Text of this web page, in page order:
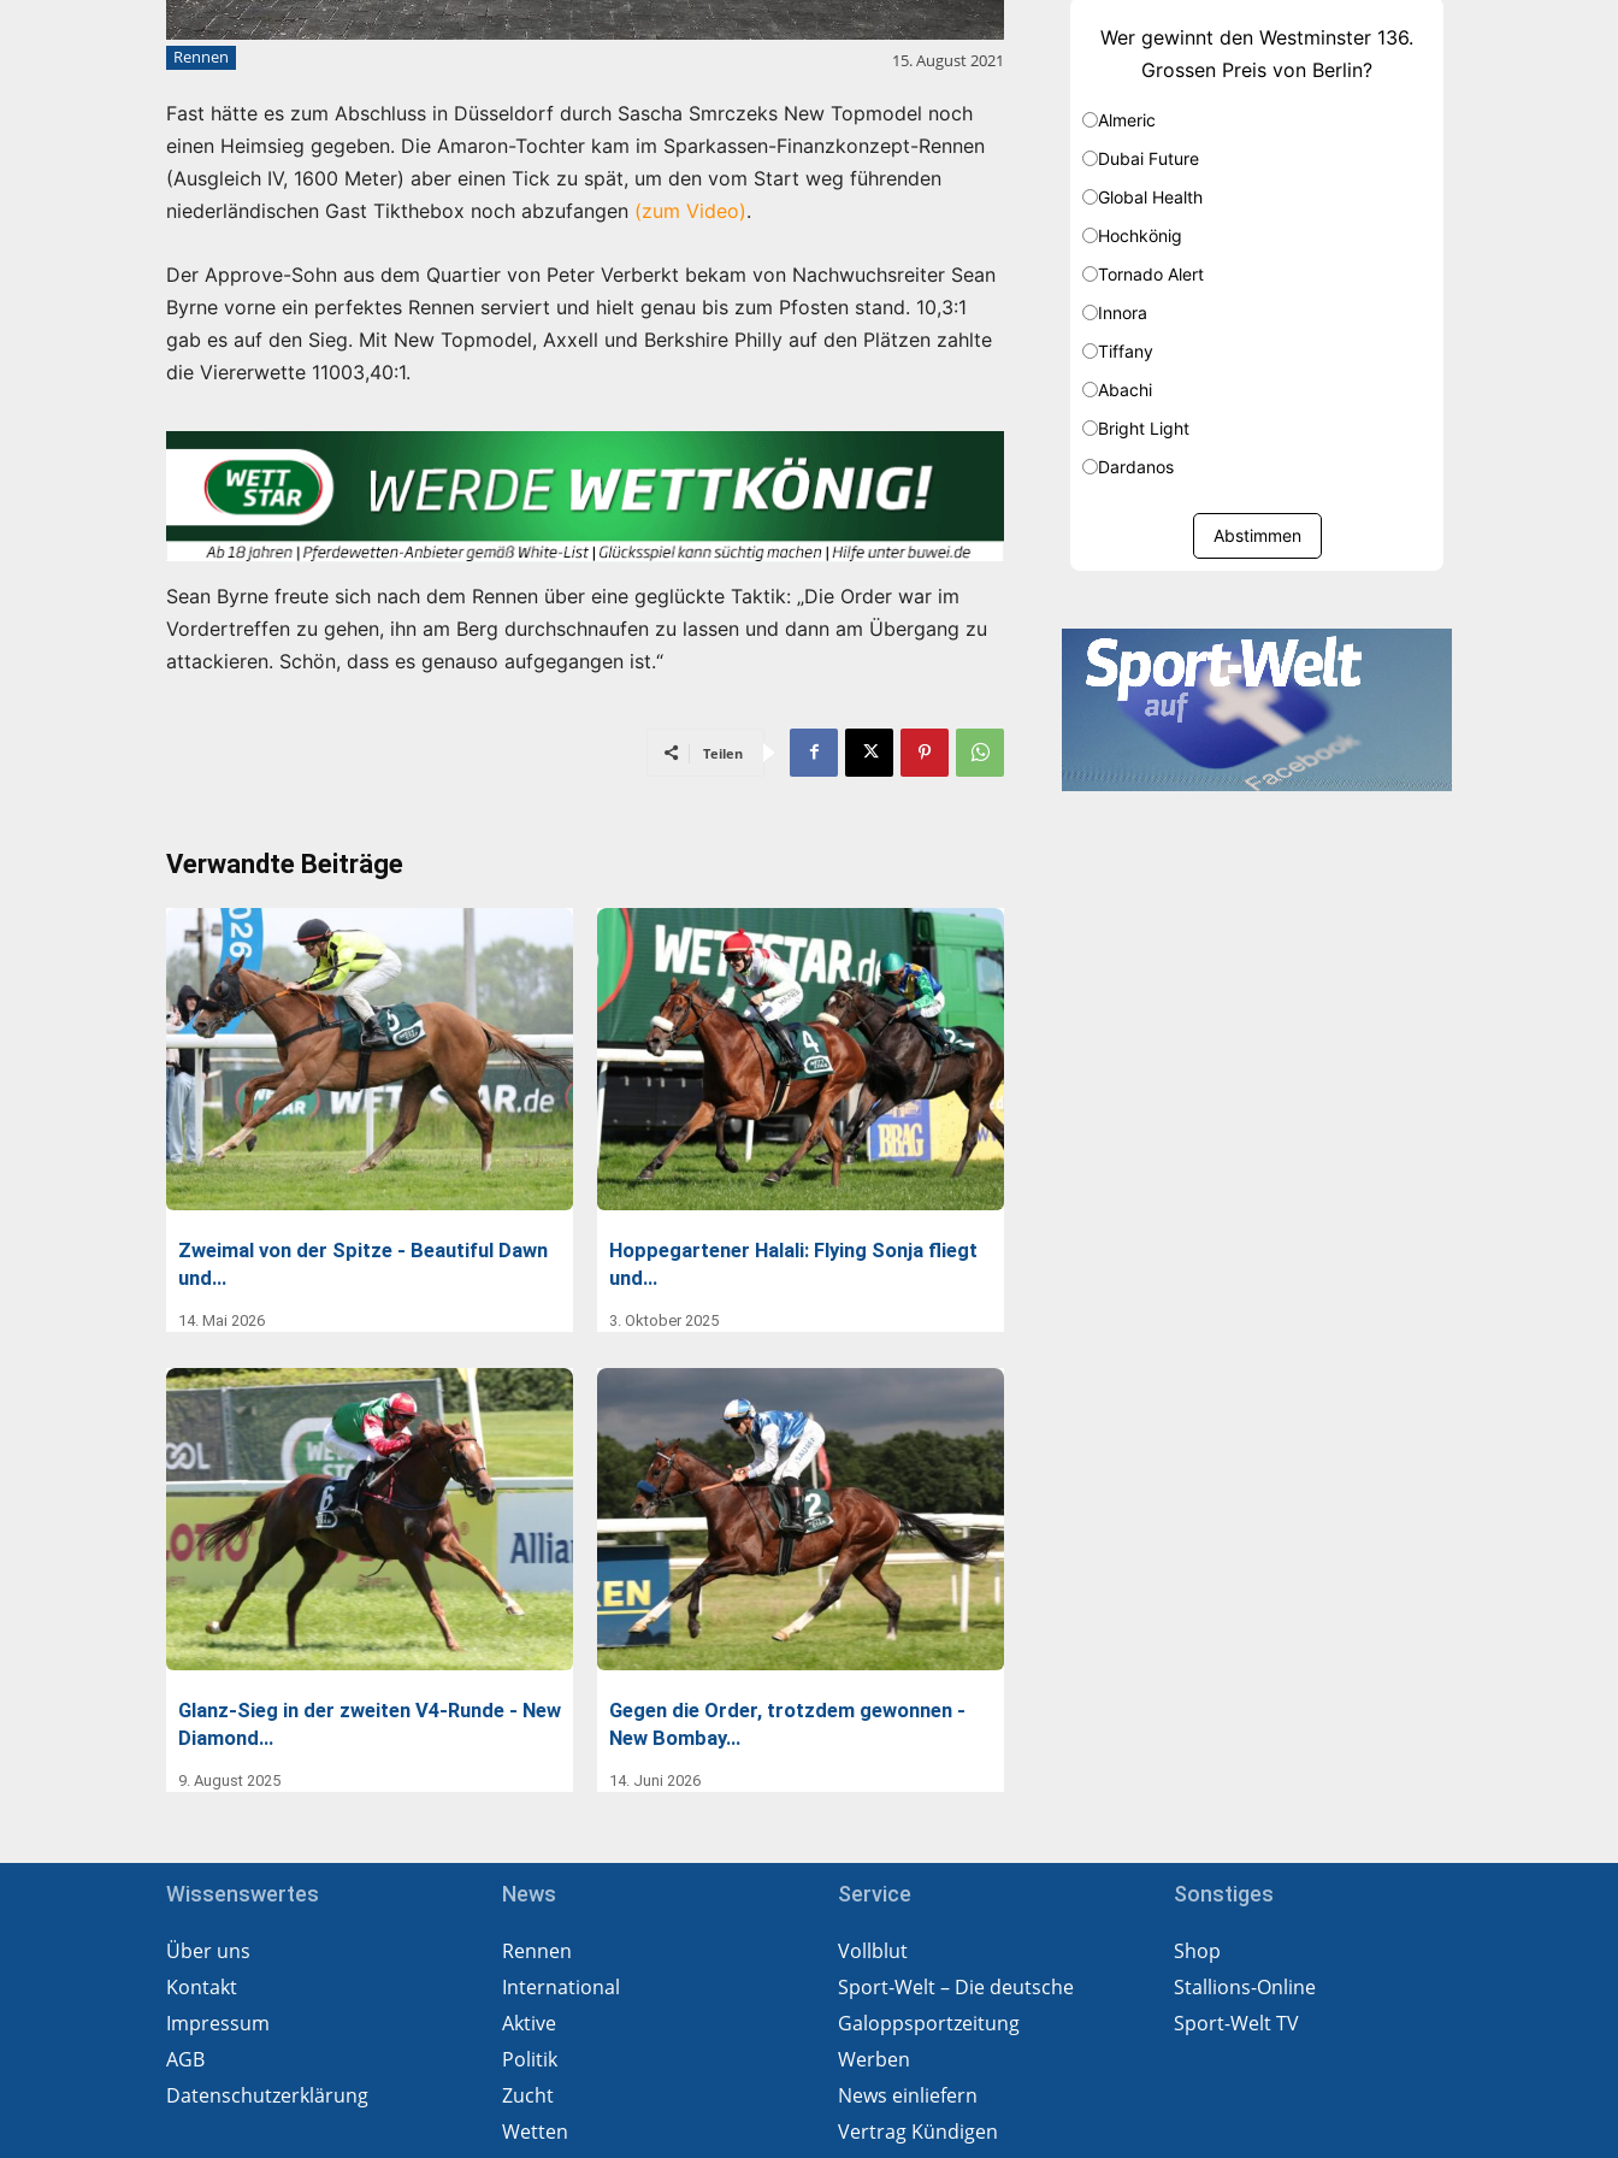
Rennen 15. August 2021
Fast hätte es zum Abschluss in Düsseldorf durch Sascha Smrczeks New Topmodel noch
einen Heimsieg gegeben. Die Amaron-Tochter kam im Sparkassen-Finanzkonzept-Rennen
(Ausgleich IV, 1600 Meter) aber einen Tick zu spät, um den vom Start weg führenden
niederländischen Gast Tikthebox noch abzufangen (zum Video).
Der Approve-Sohn aus dem Quartier von Peter Verberkt bekam von Nachwuchsreiter Sean
Byrne vorne ein perfektes Rennen serviert und hielt genau bis zum Pfosten stand. 10,3:1
gab es auf den Sieg. Mit New Topmodel, Axxell und Berkshire Philly auf den Plätzen zahlte
die Viererwette 11003,40:1.
Sean Byrne freute sich nach dem Rennen über eine geglückte Taktik: „Die Order war im
Vordertreffen zu gehen, ihn am Berg durchschnaufen zu lassen und dann am Übergang zu
attackieren. Schön, dass es genauso aufgegangen ist.“
Teilen
Verwandte Beiträge
Zweimal von der Spitze - Beautiful Dawn
und…
14. Mai 2026
Hoppegartener Halali: Flying Sonja fliegt
und…
3. Oktober 2025
Glanz-Sieg in der zweiten V4-Runde - New
Diamond…
9. August 2025
Gegen die Order, trotzdem gewonnen -
New Bombay…
14. Juni 2026
Wer gewinnt den Westminster 136.
Grossen Preis von Berlin?
Almeric
Dubai Future
Global Health
Hochkönig
Tornado Alert
Innora
Tiffany
Abachi
Bright Light
Dardanos
Abstimmen
Wissenswertes
Über uns
Kontakt
Impressum
AGB
Datenschutzerklärung
News
Rennen
International
Aktive
Politik
Zucht
Wetten
Service
Vollblut
Sport-Welt – Die deutsche
Galoppsportzeitung
Werben
News einliefern
Vertrag Kündigen
Sonstiges
Shop
Stallions-Online
Sport-Welt TV